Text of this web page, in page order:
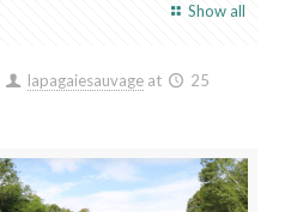
Show all
lapagaiesauvage at
25